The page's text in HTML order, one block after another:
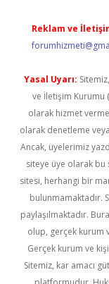
Reklam ve
Yasal Uyarı:
ve İletişim Kurumu
olarak hizmet
olarak denetleme
Ancak, üyelerimiz
siteye üye olarak bu
sitesi, herhangi bir
bulunmamaktadır.
paylaşılmaktadır.
olup, gerçek kurum
Gerçek kurum ve
Sitemiz, kar amacı